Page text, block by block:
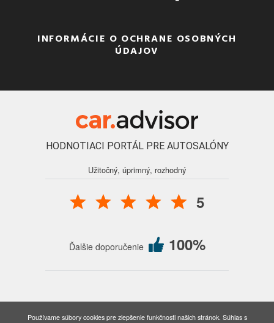
INFORMÁCIE O OCHRANE OSOBNÝCH
ÚDAJOV
HODNOTIACI PORTÁL PRE AUTOSALÓNY
Užitočný, úprimný, rozhodný
5
Ďalšie doporučenie 100%
Nastavenia cookies
Používame súbory cookies pre zlepšenie funkčnosti našich stránok. Súhlas s